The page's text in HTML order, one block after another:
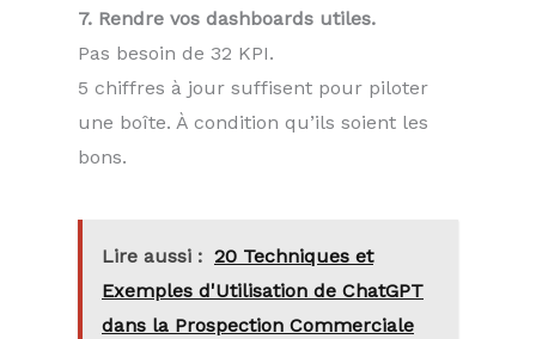
7. Rendre vos dashboards utiles.
Pas besoin de 32 KPI.
5 chiffres à jour suffisent pour piloter
une boîte. À condition qu’ils soient les
bons.
Lire aussi : 20 Techniques et
Exemples d'Utilisation de ChatGPT
dans la Prospection Commerciale